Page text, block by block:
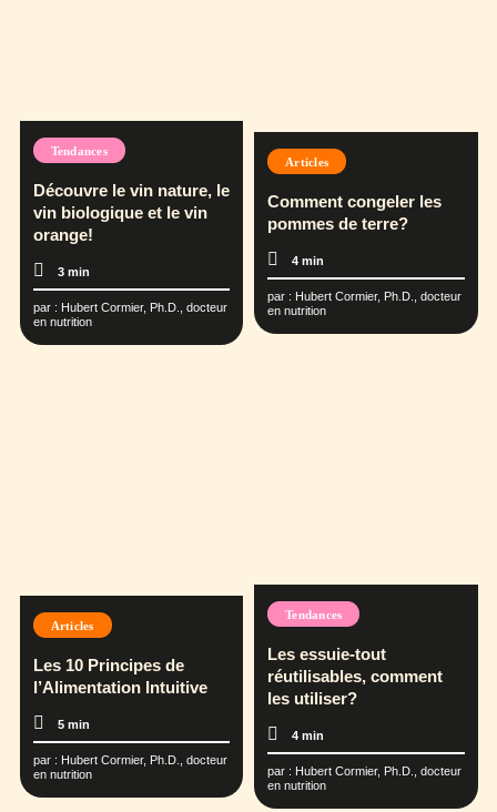
Tendances
Découvre le vin nature, le
vin biologique et le vin
orange!
3 min
par : Hubert Cormier, Ph.D., docteur
en nutrition
Articles
Comment congeler les
pommes de terre?
4 min
par : Hubert Cormier, Ph.D., docteur
en nutrition
Articles
Les 10 Principes de
l’Alimentation Intuitive
5 min
par : Hubert Cormier, Ph.D., docteur
en nutrition
Tendances
Les essuie-tout
réutilisables, comment
les utiliser?
4 min
par : Hubert Cormier, Ph.D., docteur
en nutrition